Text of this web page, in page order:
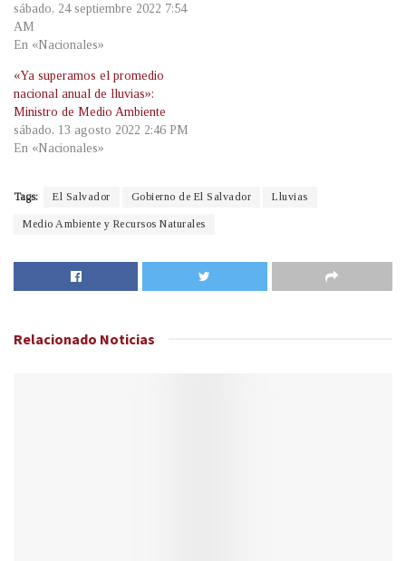
sábado, 24 septiembre 2022 7:54
AM
En «Nacionales»
«Ya superamos el promedio
nacional anual de lluvias»:
Ministro de Medio Ambiente
sábado, 13 agosto 2022 2:46 PM
En «Nacionales»
Tags: El Salvador Gobierno de El Salvador Lluvias
Medio Ambiente y Recursos Naturales
Relacionado Noticias